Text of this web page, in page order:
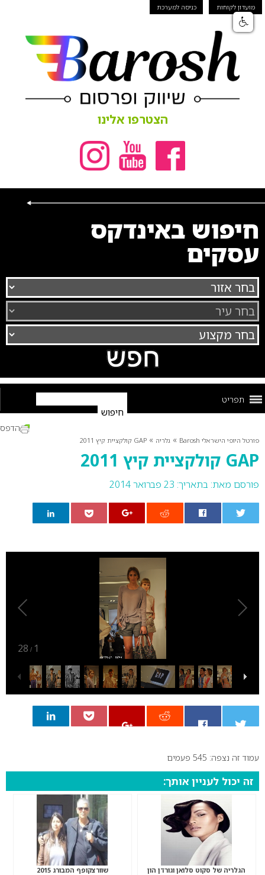
מועדון לקוחות כניסה למערכת
הצטרפו אלינו
חיפוש באינדקס
עסקים
תפריט
פורטל היופי הישראלי Barosh » גלריה » GAP קולקציית קיץ 2011
GAP קולקציית קיץ 2011
פורסם מאת: בתאריך: 23 פברואר 2014
הדפס
1
/
28
0עמוד זה נצפה: 545 פעמים
זה יכול לעניין אותך:
הגלריה של סקוט סלואן וגורדן הון שוורצקופף המבורג 2015